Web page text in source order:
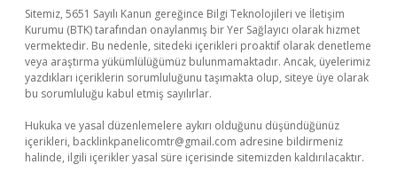
Sitemiz, 5651 Sayılı Kanun gereğince Bilgi Teknolojileri ve İletişim
Kurumu (BTK) tarafından onaylanmış bir Yer Sağlayıcı olarak hizmet
vermektedir. Bu nedenle, sitedeki içerikleri proaktif olarak denetleme
veya araştırma yükümlülüğümüz bulunmamaktadır. Ancak, üyelerimiz
yazdıkları içeriklerin sorumluluğunu taşımakta olup, siteye üye olarak
bu sorumluluğu kabul etmiş sayılırlar.
Hukuka ve yasal düzenlemelere aykırı olduğunu düşündüğünüz
içerikleri, backlinkpanelicomtr@gmail.com adresine bildirmeniz
halinde, ilgili içerikler yasal süre içerisinde sitemizden kaldırılacaktır.